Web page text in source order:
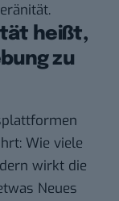
heißt,
zu
Wie viele
wirkt die
Neues